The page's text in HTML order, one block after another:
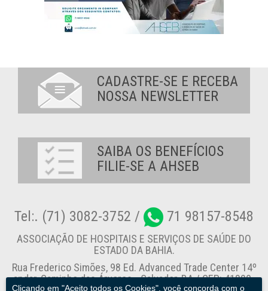
Clicando em "Aceito todos os Cookies", você concorda com o
CADASTRE-SE E RECEBA
NOSSA NEWSLETTER
SAIBA OS BENEFÍCIOS
FILIE-SE A AHSEB
Tel:. (71) 3082-3752 / 71 98157-8548
ASSOCIAÇÃO DE HOSPITAIS E SERVIÇOS DE SAÚDE DO
ESTADO DA BAHIA.
Rua Frederico Simões, 98 Ed. Advanced Trade Center 14º
andar, Caminho das Árvores - Salvador-BA / CEP: 41820-